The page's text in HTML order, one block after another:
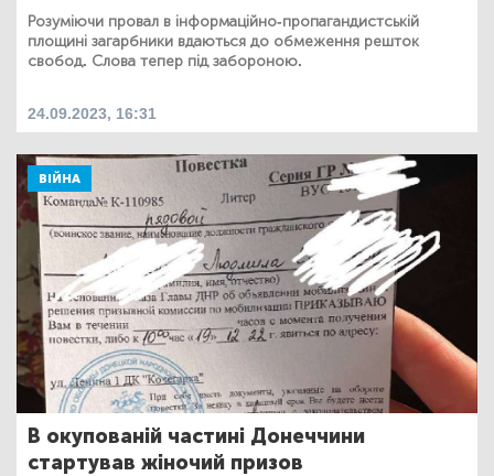
Розуміючи провал в інформаційно-пропагандистській
площині загарбники вдаються до обмеження решток
свобод. Слова тепер під забороною.
24.09.2023, 16:31
ВІЙНА
В окупованій частині Донеччини
стартував жіночий призов